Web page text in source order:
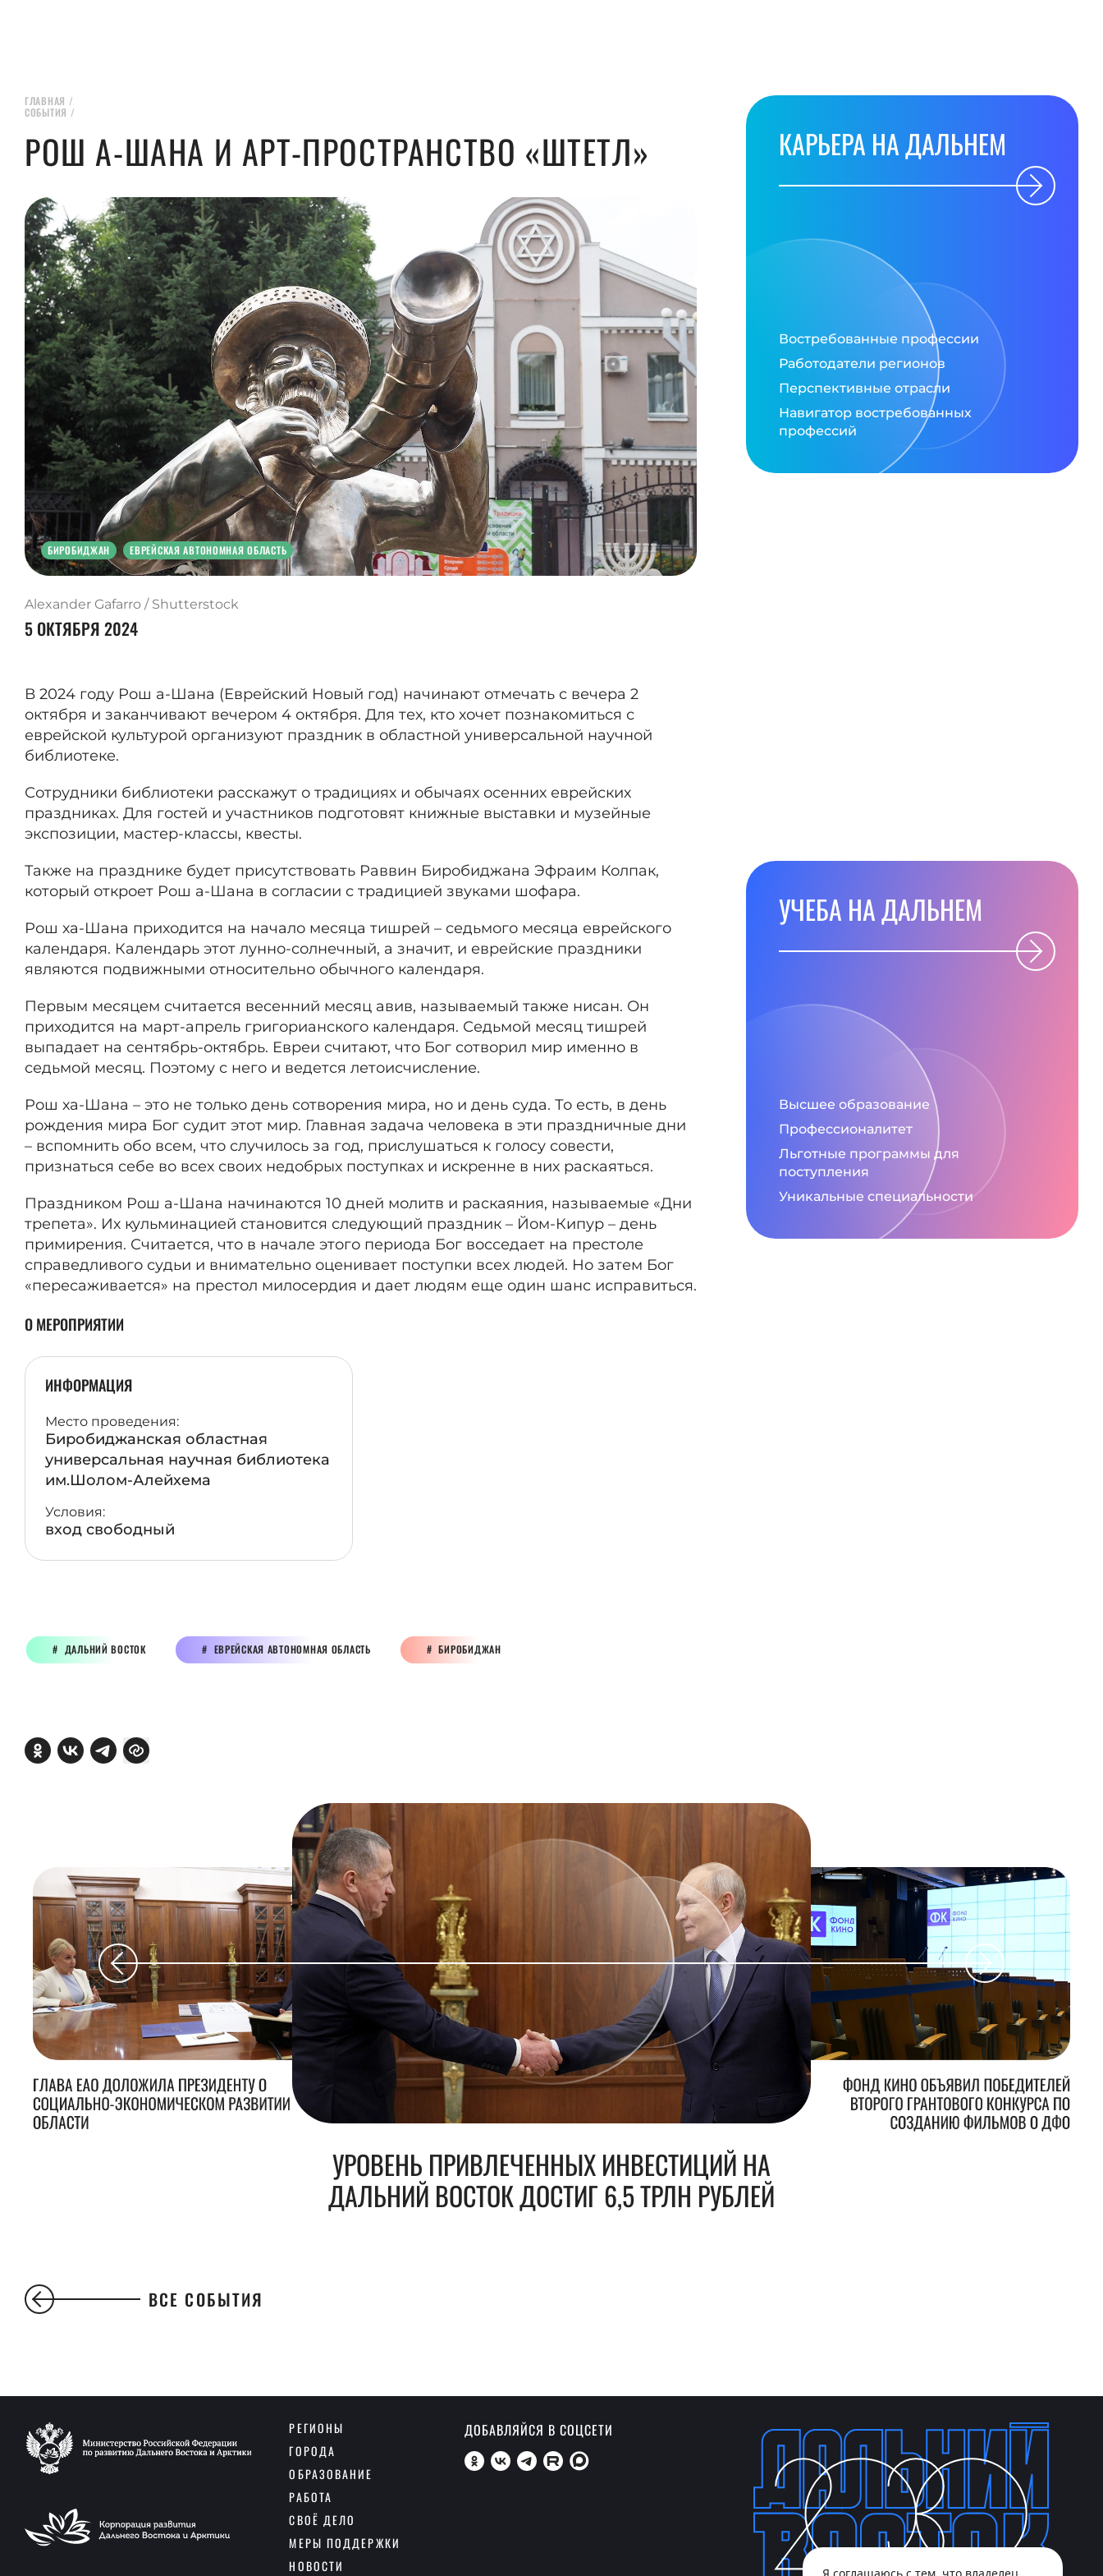
ГЛАВНАЯ /
СОБЫТИЯ /
РОШ А-ШАНА И АРТ-ПРОСТРАНСТВО «ШТЕТЛ»
БИРОБИДЖАН ЕВРЕЙСКАЯ АВТОНОМНАЯ ОБЛАСТЬ
5 ОКТЯБРЯ 2024
Alexander Gafarro / Shutterstock
В 2024 году Рош а-Шана (Еврейский Новый год) начинают отмечать с вечера 2
октября и заканчивают вечером 4 октября. Для тех, кто хочет познакомиться с
еврейской культурой организуют праздник в областной универсальной научной
библиотеке.
Сотрудники библиотеки расскажут о традициях и обычаях осенних еврейских
праздниках. Для гостей и участников подготовят книжные выставки и музейные
экспозиции, мастер-классы, квесты.
Также на празднике будет присутствовать Раввин Биробиджана Эфраим Колпак,
который откроет Рош а-Шана в согласии с традицией звуками шофара.
Рош ха-Шана приходится на начало месяца тишрей – седьмого месяца еврейского
календаря. Календарь этот лунно-солнечный, а значит, и еврейские праздники
являются подвижными относительно обычного календаря.
Первым месяцем считается весенний месяц авив, называемый также нисан. Он
приходится на март-апрель григорианского календаря. Седьмой месяц тишрей
выпадает на сентябрь-октябрь. Евреи считают, что Бог сотворил мир именно в
седьмой месяц. Поэтому с него и ведется летоисчисление.
Рош ха-Шана – это не только день сотворения мира, но и день суда. То есть, в день
рождения мира Бог судит этот мир. Главная задача человека в эти праздничные дни
– вспомнить обо всем, что случилось за год, прислушаться к голосу совести,
признаться себе во всех своих недобрых поступках и искренне в них раскаяться.
Праздником Рош а-Шана начинаются 10 дней молитв и раскаяния, называемые «Дни
трепета». Их кульминацией становится следующий праздник – Йом-Кипур – день
примирения. Считается, что в начале этого периода Бог восседает на престоле
справедливого судьи и внимательно оценивает поступки всех людей. Но затем Бог
«пересаживается» на престол милосердия и дает людям еще один шанс исправиться.
О МЕРОПРИЯТИИ
ИНФОРМАЦИЯ
Место проведения:
Биробиджанская областная
универсальная научная библиотека
им.Шолом-Алейхема
Условия:
вход свободный
КАРЬЕРА НА ДАЛЬНЕМ
Востребованные профессии
Работодатели регионов
Перспективные отрасли
Навигатор востребованных
профессий
УЧЕБА НА ДАЛЬНЕМ
Высшее образование
Профессионалитет
Льготные программы для
поступления
Уникальные специальности
ДАЛЬНИЙ ВОСТОК ЕВРЕЙСКАЯ АВТОНОМНАЯ ОБЛАСТЬ БИРОБИДЖАН
ГЛАВА ЕАО ДОЛОЖИЛА ПРЕЗИДЕНТУ О
СОЦИАЛЬНО-ЭКОНОМИЧЕСКОМ РАЗВИТИИ
ОБЛАСТИ
УРОВЕНЬ ПРИВЛЕЧЕННЫХ ИНВЕСТИЦИЙ НА
ДАЛЬНИЙ ВОСТОК ДОСТИГ 6,5 ТРЛН РУБЛЕЙ
ФОНД КИНО ОБЪЯВИЛ ПОБЕДИТЕЛЕЙ
ВТОРОГО ГРАНТОВОГО КОНКУРСА ПО
СОЗДАНИЮ ФИЛЬМОВ О ДФО
ВСЕ СОБЫТИЯ
РЕГИОНЫ
ГОРОДА
ОБРАЗОВАНИЕ
РАБОТА
СВОЁ ДЕЛО
МЕРЫ ПОДДЕРЖКИ
НОВОСТИ
ДОБАВЛЯЙСЯ В СОЦСЕТИ